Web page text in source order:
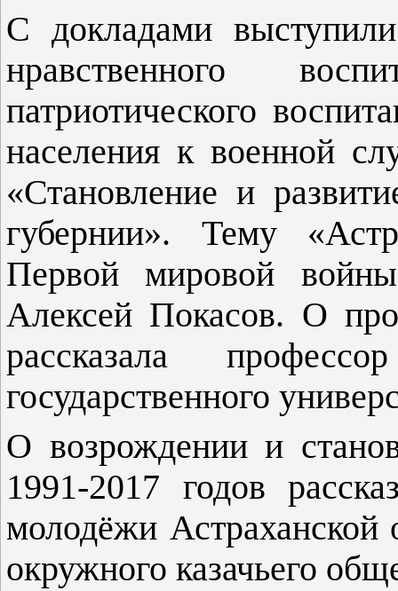
С докладами
нравственного
патриотического
населения к военной
«Становление и
губернии». Тему
Первой мировой
Алексей Покасов. О
рассказала
государственного
О возрождении и
1991-2017 годов
молодёжи Астраханской
окружного казачьего